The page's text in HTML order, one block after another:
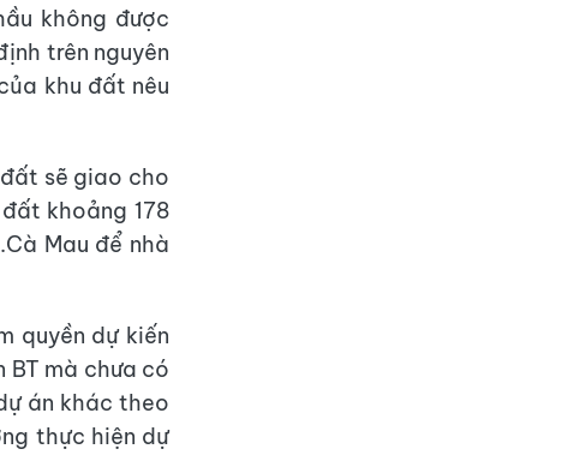
không được
trên nguyên
khu đất nêu
sẽ giao cho
khoảng 178
Mau để nhà
quyền dự kiến
mà chưa có
án khác theo
thực hiện dự